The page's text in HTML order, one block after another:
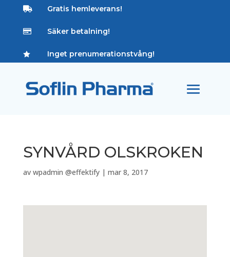
 Gratis hemleverans!
 Säker betalning!
 Inget prenumerationstvång!
SYNVÅRD OLSKROKEN
av wpadmin @effektify| mar 8, 2017